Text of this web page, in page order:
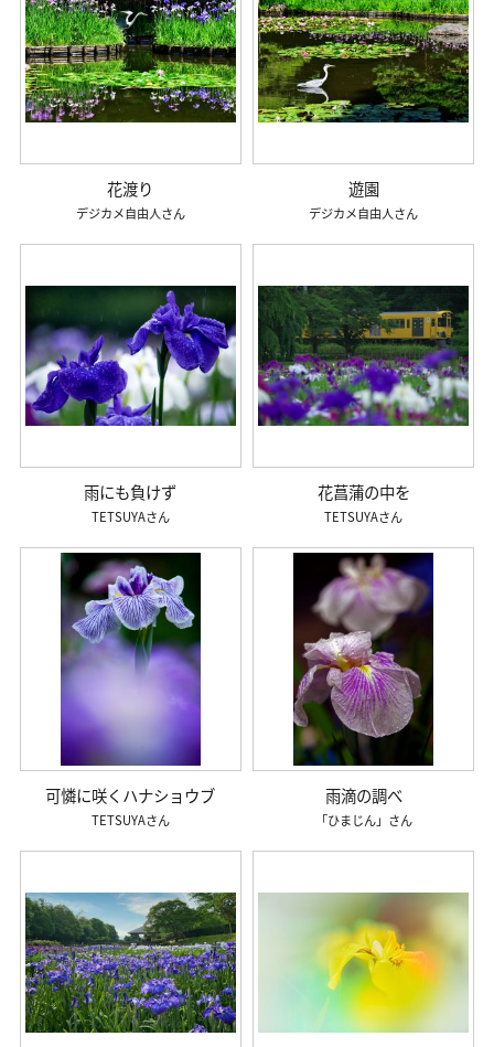
花渡り
デジカメ自由人
遊園
デジカメ自由人
雨にも負けず
TETSUYA
花菖蒲の中を
TETSUYA
可憐に咲くハナショウブ
TETSUYA
雨滴の調べ
「ひまじん」